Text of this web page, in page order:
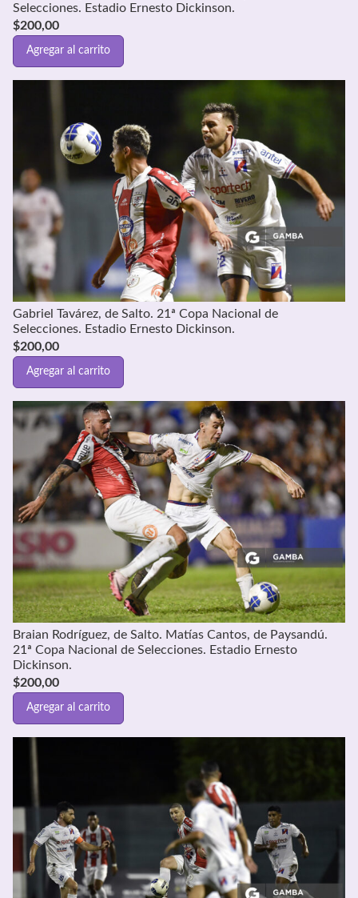
Selecciones. Estadio Ernesto Dickinson.
$200,00
Agregar al carrito
Gabriel Tavárez, de Salto. 21ª Copa Nacional de
Selecciones. Estadio Ernesto Dickinson.
$200,00
Agregar al carrito
Braian Rodríguez, de Salto. Matías Cantos, de Paysandú.
21ª Copa Nacional de Selecciones. Estadio Ernesto
Dickinson.
$200,00
Agregar al carrito